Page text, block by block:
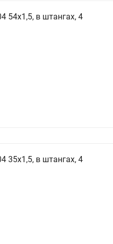
54х1,5, в штангах, 4
35х1,5, в штангах, 4